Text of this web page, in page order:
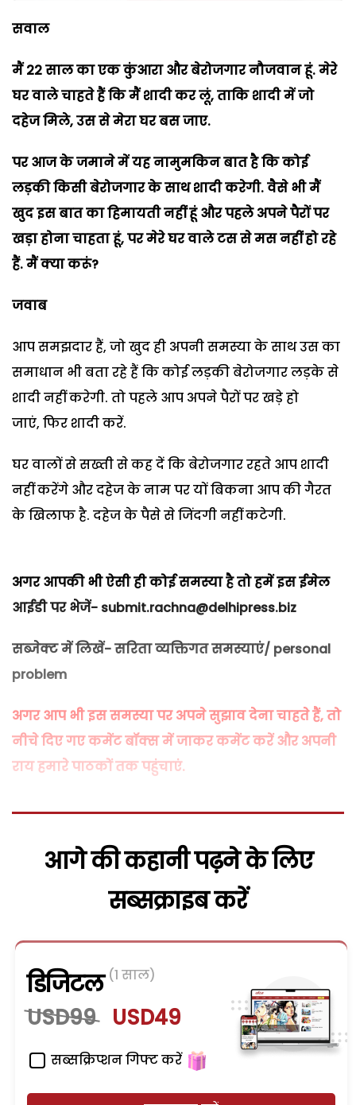
सवाल
मैं 22 साल का एक कुंआरा और बेरोजगार नौजवान हूं. मेरे
घर वाले चाहते हैं कि मैं शादी कर लूं,ताकि शादी में जो
दहेज मिले,उस से मेरा घर बस जाए.
पर आज के जमाने में यह नामुमकिन बात है कि कोई
लड़की किसी बेरोजगार के साथ शादी करेगी. वैसे भी मैं
खुद इस बात का हिमायती नहीं हूं और पहले अपने पैरों पर
खड़ा होना चाहता हूं,पर मेरे घर वाले टस से मस नहीं हो रहे
हैं. मैं क्या करूं?
जवाब
आप समझदार हैं, जो खुद ही अपनी समस्या के साथ उस का
समाधान भी बता रहे हैं कि कोई लड़की बेरोजगार लड़के से
शादी नहीं करेगी. तो पहले आप अपने पैरों पर खड़े हो
जाएं, फिर शादी करें.
घर वालों से सख्ती से कह दें कि बेरोजगाररहते आप शादी
नहीं करेंगे और दहेज के नाम परयों बिकना आप की गैरत
के खिलाफ है. दहेज के पैसे से जिंदगी नहीं कटेगी.
अगर आपकी भी ऐसी ही कोई समस्या है तो हमें इस ईमेल
आईडी पर भेजें- submit.rachna@delhipress.biz
सब्जेक्ट में लिखें- सरिता व्यक्तिगत समस्याएं/ personal
problem
अगर आप भी इस समस्या पर अपने सुझाव देना चाहते हैं, तो
नीचे दिए गए कमेंट बॉक्स में जाकर कमेंट करें और अपनी
राय हमारे पाठकों तक पहुंचाएं.
आगे की कहानी पढ़ने के लिए
सब्सक्राइब करें
डिजिटल (1 साल)
USD99 USD49
सब्सक्रिप्शन गिफ्ट करें